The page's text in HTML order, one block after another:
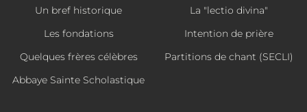
Un bref historique
Les fondations
Quelques frères célèbres
Abbaye Sainte Scholastique
La "lectio divina"
Intention de prière
Partitions de chant (SECLI)